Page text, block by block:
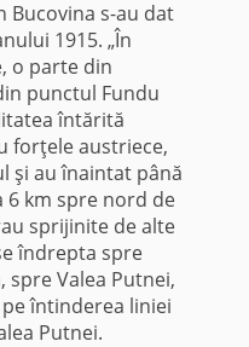
Bucovina s-au dat
1915. „În
o parte din
punctul Fundu
întărită
forţele austriece,
şi au înaintat până
6 km spre nord de
sprijinite de alte
îndrepta spre
spre Valea Putnei,
întinderea liniei
Putnei.